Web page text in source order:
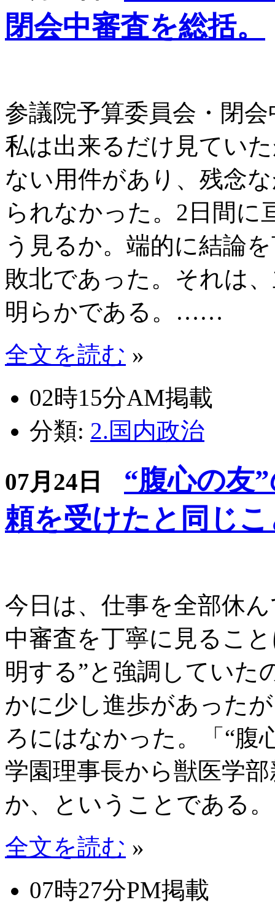
閉会中審査を総括。
参議院予算委員会・閉
私は出来るだけ見てい
ない用件があり、残念
られなかった。2日間に
う見るか。端的に結論
敗北であった。それは
明らかである。……
全文を読む »
02時15分AM掲載
分類: 2.国内政治
07月24日
“腹心の友
頼を受けたと同じ
今日は、仕事を全部休
中審査を丁寧に見るこ
明する”と強調していた
かに少し進歩があった
ろにはなかった。「“腹
学園理事長から獣医学
か、ということである
全文を読む »
07時27分PM掲載